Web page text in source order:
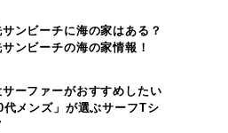
ンビーチに海の家はある？
ンビーチの海の家情報！
ーファーがおすすめしたい
代メンズ」が選ぶサーフTシ